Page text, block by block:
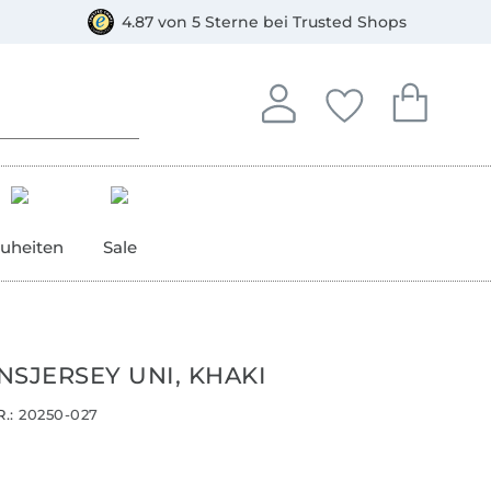
4.87 von 5 Sterne bei Trusted Shops
Anmelden
In deinem Konto
Deine
Du hast keine
Dein
Du hast
Sale
UNI, KHAKI
20250-027